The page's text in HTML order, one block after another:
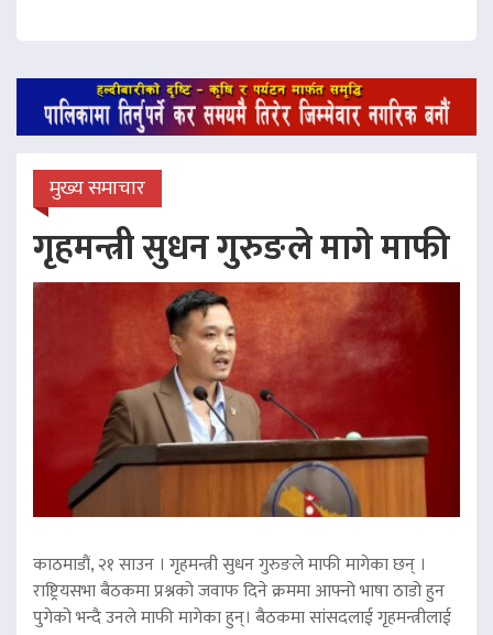
मुख्य समाचार
गृहमन्त्री सुधन गुरुङले मागे माफी
काठमाडौं, २१ साउन । गृहमन्त्री सुधन गुरुङले माफी मागेका छन् ।
राष्ट्रियसभा बैठकमा प्रश्नको जवाफ दिने क्रममा आफ्नो भाषा ठाडो हुन
पुगेको भन्दै उनले माफी मागेका हुन्। बैठकमा सांसदलाई गृहमन्त्रीलाई